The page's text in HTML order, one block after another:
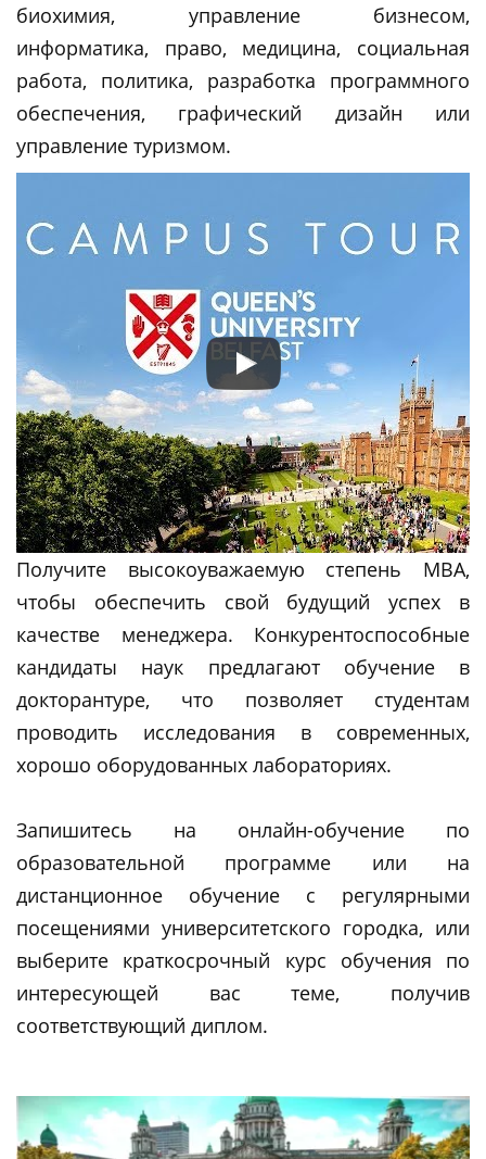
биохимия, управление бизнесом,
информатика, право, медицина, социальная
работа, политика, разработка программного
обеспечения, графический дизайн или
управление туризмом.
Получите высокоуважаемую степень MBA,
чтобы обеспечить свой будущий успех в
качестве менеджера. Конкурентоспособные
кандидаты наук предлагают обучение в
докторантуре, что позволяет студентам
проводить исследования в современных,
хорошо оборудованных лабораториях.
Запишитесь на онлайн-обучение по
образовательной программе или на
дистанционное обучение с регулярными
посещениями университетского городка, или
выберите краткосрочный курс обучения по
интересующей вас теме, получив
соответствующий диплом.